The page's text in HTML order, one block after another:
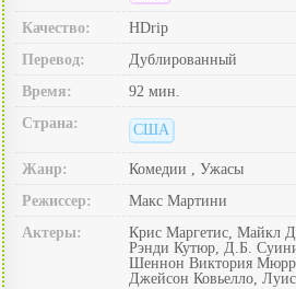
Качество:
HDrip
Перевод:
Дублированный
Время:
92 мин.
Страна:
США
Жанр:
Комедии , Ужасы
Режиссер:
Макс Мартини
Актеры:
Крис Маргетис, Майкл
Рэнди Кутюр, Д.Б.
Шеннон Виктория
Джейсон Ковьелло,